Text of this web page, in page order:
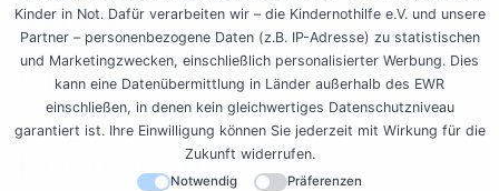
Kinder in Not. Dafür verarbeiten wir – die Kindernothilfe e.V. und unsere
Partner – personenbezogene Daten (z.B. IP-Adresse) zu statistischen
und Marketingzwecken, einschließlich personalisierter Werbung. Dies
kann eine Datenübermittlung in Länder außerhalb des EWR
einschließen, in denen kein gleichwertiges Datenschutzniveau
garantiert ist. Ihre Einwilligung können Sie jederzeit mit Wirkung für die
Zukunft widerrufen.
Notwendig Präferenzen
25.04.2019
UN-Resolution 2467:
Gegen sexuelle Gewalt als
Kriegswaffe